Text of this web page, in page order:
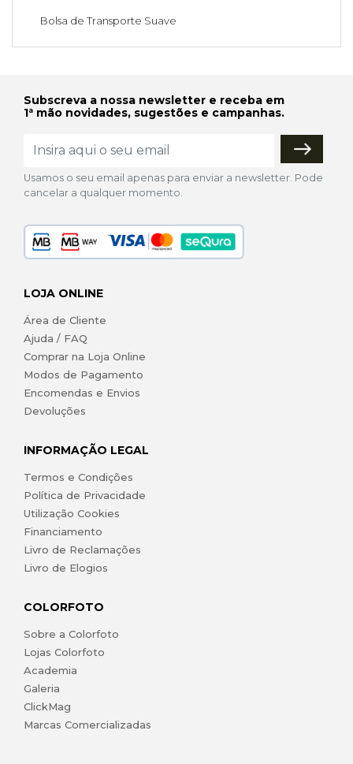
Bolsa de Transporte Suave
Subscreva a nossa newsletter e receba em
1ª mão novidades, sugestões e campanhas.
Usamos o seu email apenas para enviar a newsletter. Pode
cancelar a qualquer momento.
LOJA ONLINE
Área de Cliente
Ajuda / FAQ
Comprar na Loja Online
Modos de Pagamento
Encomendas e Envios
Devoluções
INFORMAÇÃO LEGAL
Termos e Condições
Política de Privacidade
Utilização Cookies
Financiamento
Livro de Reclamações
Livro de Elogios
COLORFOTO
Sobre a Colorfoto
Lojas Colorfoto
Academia
Galeria
ClickMag
Marcas Comercializadas